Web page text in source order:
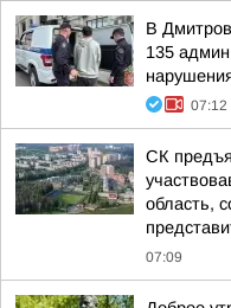
В
135
07:12
СК
область,
07:09